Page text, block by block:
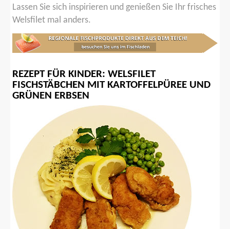
Lassen Sie sich inspirieren und genießen Sie Ihr frisches
Welsfilet mal anders.
REZEPT FÜR KINDER: WELSFILET
FISCHSTÄBCHEN MIT KARTOFFELPÜREE UND
GRÜNEN ERBSEN